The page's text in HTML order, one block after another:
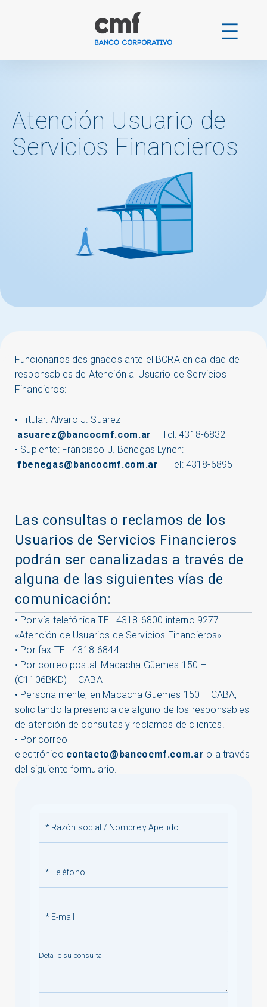
Atención Usuario de
Servicios Financieros
Funcionarios designados ante el BCRA en calidad de
responsables de Atención al Usuario de Servicios
Financieros:
• Titular: Alvaro J. Suarez –
asuarez@bancocmf.com.ar – Tel: 4318-6832
• Suplente: Francisco J. Benegas Lynch: –
fbenegas@bancocmf.com.ar – Tel: 4318-6895
Las consultas o reclamos de los
Usuarios de Servicios Financieros
podrán ser canalizadas a través de
alguna de las siguientes vías de
comunicación:
• Por vía telefónica TEL 4318-6800 interno 9277
«Atención de Usuarios de Servicios Financieros».
• Por fax TEL 4318-6844
• Por correo postal: Macacha Güemes 150 –
(C1106BKD) – CABA
• Personalmente, en Macacha Güemes 150 – CABA,
solicitando la presencia de alguno de los responsables
de atención de consultas y reclamos de clientes.
• Por correo
electrónico contacto@bancocmf.com.ar o a través
del siguiente formulario.
Detalle su consulta